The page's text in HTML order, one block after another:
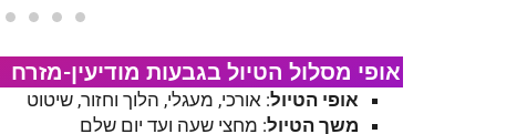
אופי מסלול הטיול בגבעות מודיעין-מזרח
אופי הטיול: אורכי, מעגלי, הלוך וחזור, שיטוט
משך הטיול: מחצי שעה ועד יום שלם